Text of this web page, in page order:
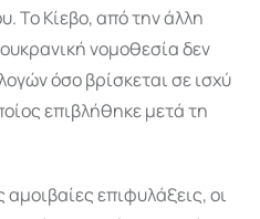
Το Κίεβο, από την άλλη
νομοθεσία δεν
όσο βρίσκεται σε ισχύ
επιβλήθηκε μετά τη
επιφυλάξεις, οι